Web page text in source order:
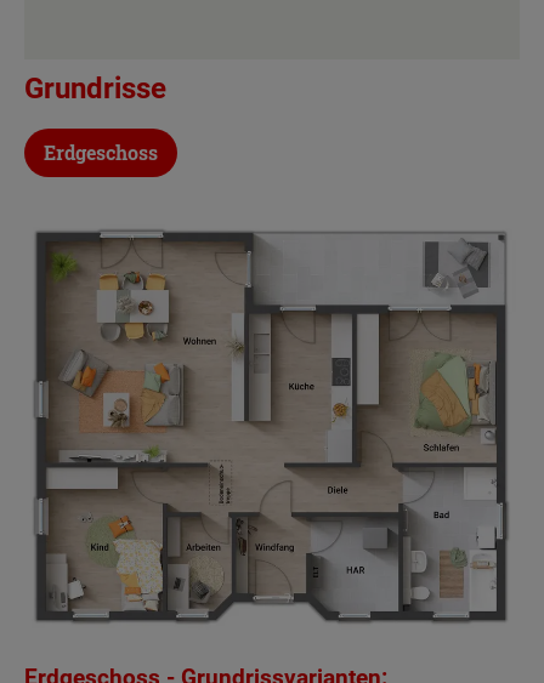
Beschreibung
Wohnglück ohne Hindernisse- Dieser Bungalow
fällt nicht nur durch sein charmantes Design auf.
Die markante Winkelform ermöglicht auch einen
variablen Grundriss. Die besondere
Raumanordnung des Winkelbungalows 108
sowie die vielen kleinen Details machen das
Wohnen für Sie zum Genuss.
Sie verfügen über ein schönes, weitläufiges
Wohnzimmer. Die abgeschlossene Küche hat
Grundrisse
Erdgeschoss